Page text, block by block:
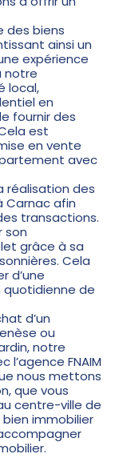
des biens
ainsi un
expérience
notre
local,
en
fournir des
est
en vente
avec
réalisation des
Carnac afin
transactions.
son
grâce à sa
Cela
d’une
quotidienne de
d’un
ou
notre
FNAIM
nous mettons
que vous
centre-ville de
immobilier